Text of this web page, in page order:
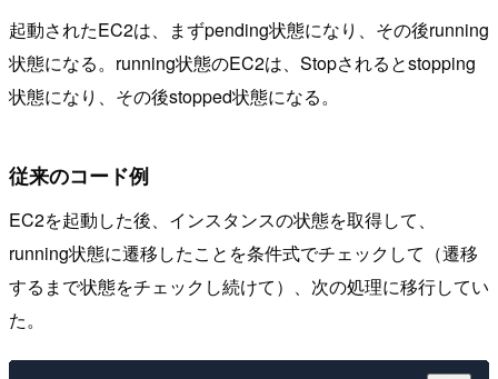
起動されたEC2は、まずpending状態になり、その後running
状態になる。running状態のEC2は、Stopされるとstopping
状態になり、その後stopped状態になる。
従来のコード例
EC2を起動した後、インスタンスの状態を取得して、
running状態に遷移したことを条件式でチェックして（遷移
するまで状態をチェックし続けて）、次の処理に移行してい
た。